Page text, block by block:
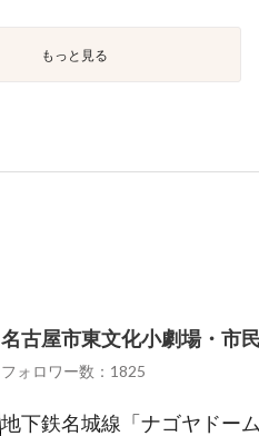
もっと見る
名古屋市東文化小劇場・市
フォロワー数：1825
地下鉄名城線「ナゴヤドー